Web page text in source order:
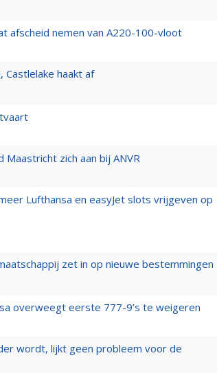
afscheid nemen van A220-100-vloot
haakt af
zich aan bij ANVR
Lufthansa en easyJet slots vrijgeven op
zet in op nieuwe bestemmingen
overweegt eerste 777-9’s te weigeren
wordt, lijkt geen probleem voor de